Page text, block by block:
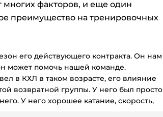
многих факторов, и еще один
преимущество на тренировочных
его действующего контракта. Он нам
может помочь нашей команде.
в КХЛ в таком возрасте, его влияние
возвратной группы. У него был просто
У него хорошее катание, скорость,